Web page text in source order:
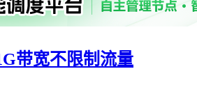
带宽不限制流量